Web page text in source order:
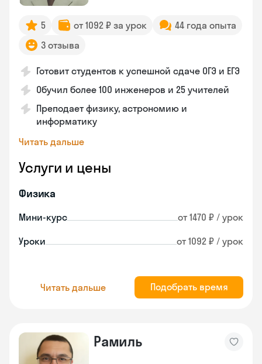
5 от 1092 ₽ за урок
44 года опыта
3 отзыва
Готовит студентов к успешной сдаче ОГЭ и ЕГЭ
Обучил более 100 инженеров и 25 учителей
Преподает физику, астрономию и
информатику
Читать дальше
Услуги и цены
Физика
Мини-курс от 1470 ₽ / урок
Уроки от 1092 ₽ / урок
Читать дальше Подобрать время
Рамиль